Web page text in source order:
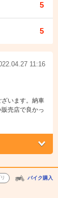
5
5
11:16
います。納車
売店で良かっ
バイク購入